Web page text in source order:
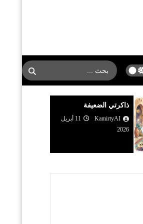
ذاكرتي الضعيفة
KamirtyAI
11 أبريل
2026